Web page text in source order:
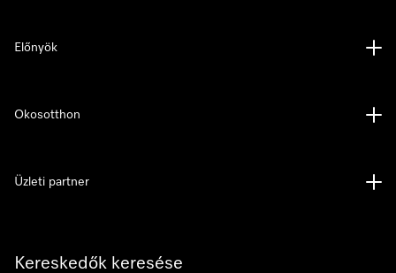
Kereskedők keresése
Előnyök
Okosotthon
Üzleti partner